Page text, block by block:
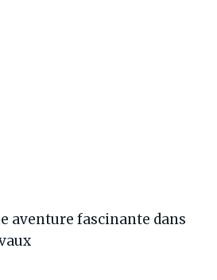
aventure fascinante dans